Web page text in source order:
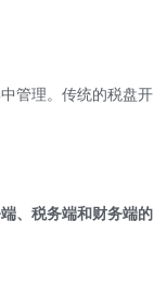
管理。传统的税盘开
、税务端和财务端的